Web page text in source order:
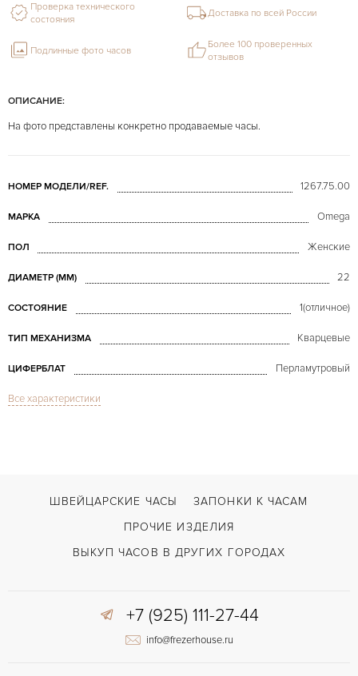
ОПИСАНИЕ:
На фото представлены конкретно продаваемые часы.
НОМЕР МОДЕЛИ/REF. 1267.75.00
МАРКА Omega
ПОЛ Женские
ДИАМЕТР (MM) 22
СОСТОЯНИЕ 1(отличное)
ТИП МЕХАНИЗМА Кварцевые
ЦИФЕРБЛАТ Перламутровый
СТЕКЛО
ВОЗМОЖНОСТИ ДОСТАВКИ С документами, С футляром
ЦВЕТ БРАСЛЕТА
ДЛИНА БРАСЛЕТА, ДЛИННАЯ СТОРОНА
Все характеристики
Проверка технического
состояния
Доставка по всей России
Подлинные фото часов
Более 100 проверенных
отзывов
ШВЕЙЦАРСКИЕ ЧАСЫ
ЗАПОНКИ К ЧАСАМ
ПРОЧИЕ ИЗДЕЛИЯ
ВЫКУП ЧАСОВ В ДРУГИХ ГОРОДАХ
+7 (925) 111-27-44
info@frezerhouse.ru